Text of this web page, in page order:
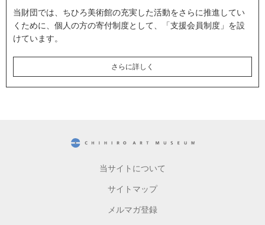
当財団では、ちひろ美術館の充実した活動をさらに推進してい
くために、個人の方の寄付制度として、「支援会員制度」を設
けています。
さらに詳しく
当サイトについて
サイトマップ
メルマガ登録